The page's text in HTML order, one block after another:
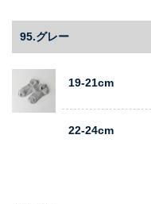
95.グレー
19-21cm
22-24cm